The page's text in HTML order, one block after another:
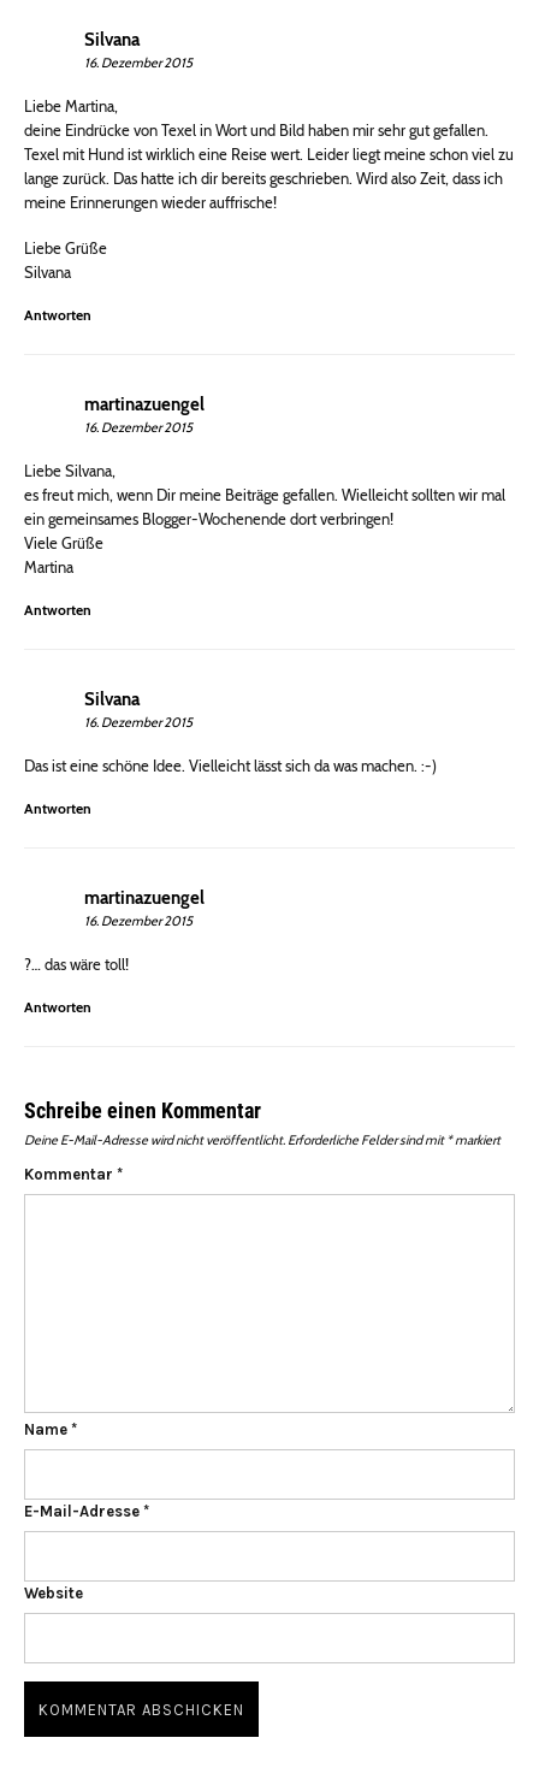
Silvana
16. Dezember 2015
Liebe Martina,
deine Eindrücke von Texel in Wort und Bild haben mir sehr gut gefallen.
Texel mit Hund ist wirklich eine Reise wert. Leider liegt meine schon viel zu
lange zurück. Das hatte ich dir bereits geschrieben. Wird also Zeit, dass ich
meine Erinnerungen wieder auffrische!
Liebe Grüße
Silvana
Antworten
martinazuengel
16. Dezember 2015
Liebe Silvana,
es freut mich, wenn Dir meine Beiträge gefallen. Wielleicht sollten wir mal
ein gemeinsames Blogger-Wochenende dort verbringen!
Viele Grüße
Martina
Antworten
Silvana
16. Dezember 2015
Das ist eine schöne Idee. Vielleicht lässt sich da was machen. :-)
Antworten
martinazuengel
16. Dezember 2015
?… das wäre toll!
Antworten
Schreibe einen Kommentar
Deine E-Mail-Adresse wird nicht veröffentlicht. Erforderliche Felder sind mit *markiert
Kommentar *
Name *
E-Mail-Adresse *
Website